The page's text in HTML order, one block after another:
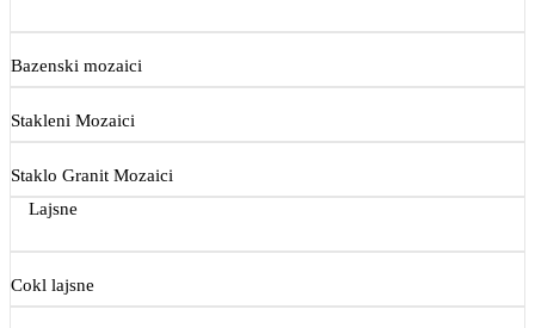
Bazenski mozaici
Stakleni Mozaici
Staklo Granit Mozaici
Lajsne
Cokl lajsne